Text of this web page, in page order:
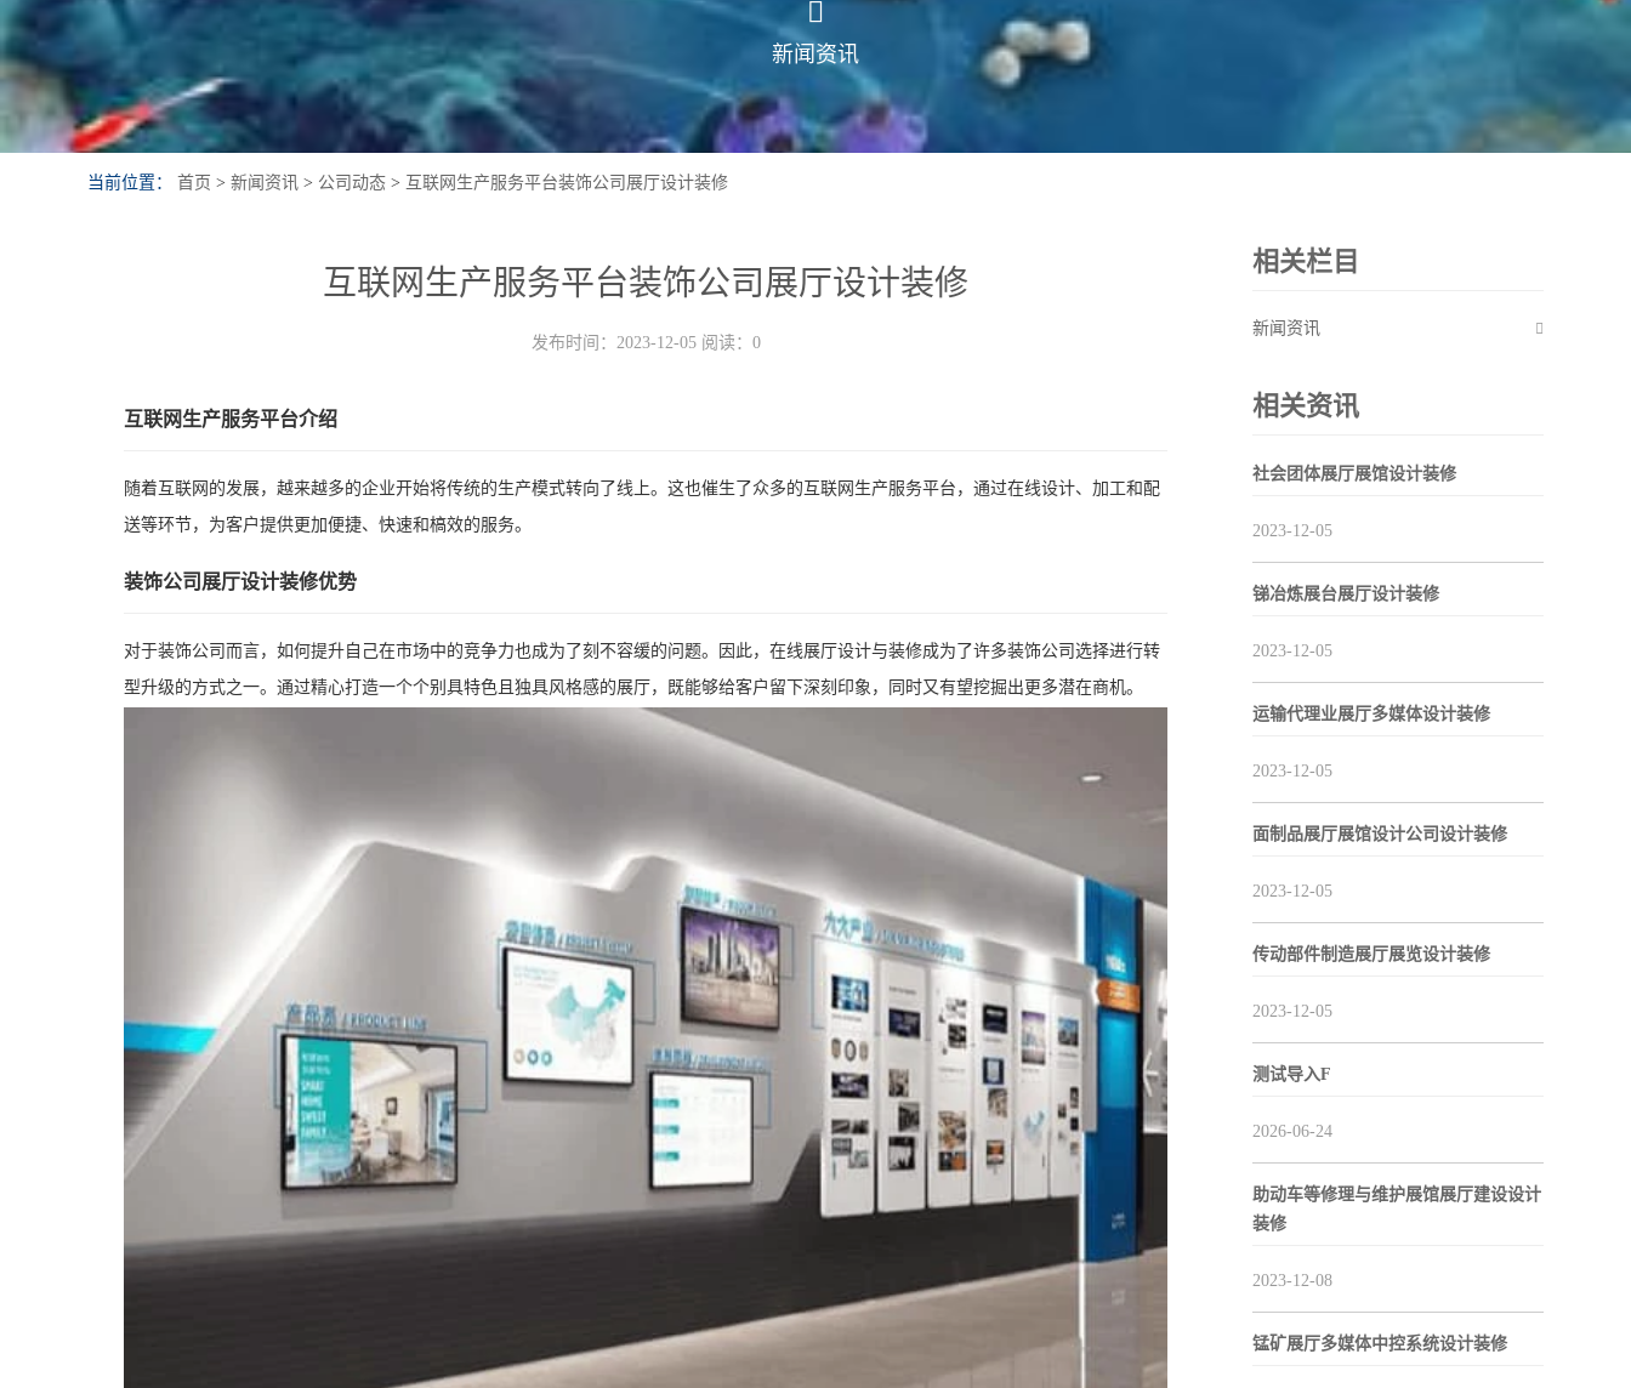
新闻资讯
当前位置： 首页 > 新闻资讯 > 公司动态 > 互联网生产服务平台装饰公司展厅设计装修
互联网生产服务平台装饰公司展厅设计装修
发布时间：2023-12-05 阅读：0
互联网生产服务平台介绍
随着互联网的发展，越来越多的企业开始将传统的生产模式转向了线上。这也催生了众多的互联网生产服务平台，通过在线设计、加工和配
送等环节，为客户提供更加便捷、快速和槁效的服务。
装饰公司展厅设计装修优势
对于装饰公司而言，如何提升自己在市场中的竞争力也成为了刻不容缓的问题。因此，在线展厅设计与装修成为了许多装饰公司选择进行转
型升级的方式之一。通过精心打造一个个别具特色且独具风格感的展厅，既能够给客户留下深刻印象，同时又有望挖掘出更多潜在商机。
相关栏目
新闻资讯
相关资讯
社会团体展厅展馆设计装修
2023-12-05
锑冶炼展台展厅设计装修
2023-12-05
运输代理业展厅多媒体设计装修
2023-12-05
面制品展厅展馆设计公司设计装修
2023-12-05
传动部件制造展厅展览设计装修
2023-12-05
测试导入F
2026-06-24
助动车等修理与维护展馆展厅建设设计
装修
2023-12-08
锰矿展厅多媒体中控系统设计装修